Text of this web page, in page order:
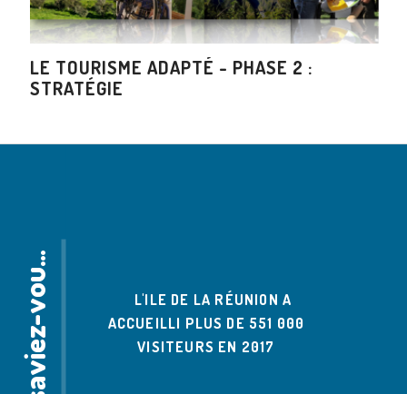
LE TOURISME ADAPTÉ - PHASE 2 :
STRATÉGIE
L
e
s
a
v
i
e
z
-
v
o
u
s
?
L'ILE DE LA RÉUNION A
ACCUEILLI PLUS DE 551 000
VISITEURS EN 2017